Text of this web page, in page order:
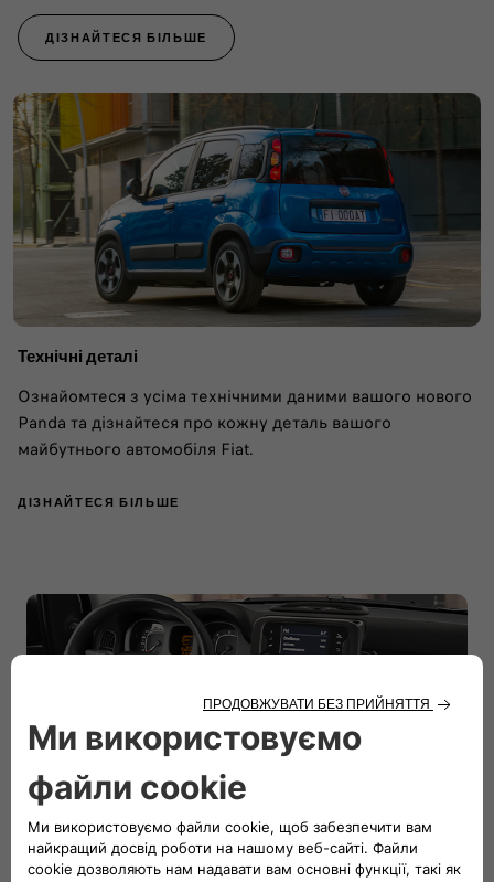
ДІЗНАЙТЕСЯ БІЛЬШЕ
Технічні деталі
Ознайомтеся з усіма технічними даними вашого нового
Panda та дізнайтеся про кожну деталь вашого
майбутнього автомобіля Fiat.
ДІЗНАЙТЕСЯ БІЛЬШЕ
Пакети